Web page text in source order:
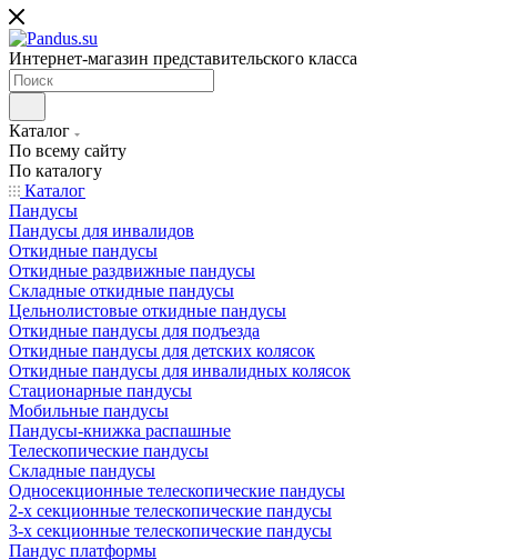
Интернет-магазин представительского класса
Каталог
По всему сайту
По каталогу
Каталог
Пандусы
Пандусы для инвалидов
Откидные пандусы
Откидные раздвижные пандусы
Складные откидные пандусы
Цельнолистовые откидные пандусы
Откидные пандусы для подъезда
Откидные пандусы для детских колясок
Откидные пандусы для инвалидных колясок
Стационарные пандусы
Мобильные пандусы
Пандусы-книжка распашные
Телескопические пандусы
Складные пандусы
Односекционные телескопические пандусы
2-х секционные телескопические пандусы
3-х секционные телескопические пандусы
Пандус платформы